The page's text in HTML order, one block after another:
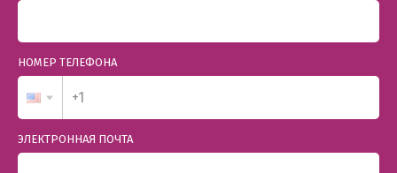
НОМЕР ТЕЛЕФОНА
ЭЛЕКТРОННАЯ ПОЧТА